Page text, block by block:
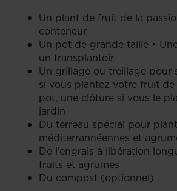
Un plant de fruit de la
conteneur
Un pot de grande taille •
un transplantoir
Un grillage ou treillage pour
si vous plantez votre fruit de
pot, une clôture si vous le
jardin
Du terreau spécial pour
méditerrannéennes et
De l’engrais à libération
fruits et agrumes
Du compost (optionnel)